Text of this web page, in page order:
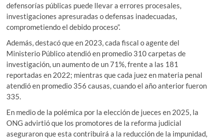
defensorías públicas puede llevar a errores procesales,
investigaciones apresuradas o defensas inadecuadas,
comprometiendo el debido proceso”.
Además, destacó que en 2023, cada fiscal o agente del
Ministerio Público atendió en promedio 310 carpetas de
investigación, un aumento de un 71%, frente a las 181
reportadas en 2022; mientras que cada juez en materia penal
atendió en promedio 356 causas, cuando el año anterior fueron
335.
En medio de la polémica por la elección de jueces en 2025, la
ONG advirtió que los promotores de la reforma judicial
aseguraron que esta contribuirá a la reducción de la impunidad,